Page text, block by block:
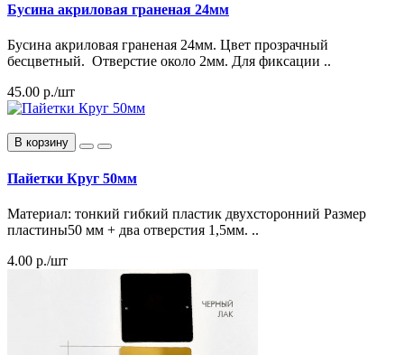
Бусина акриловая граненая 24мм
Бусина акриловая граненая 24мм. Цвет прозрачный
бесцветный. Отверстие около 2мм. Для фиксации ..
45.00 р./шт
В корзину
Пайетки Круг 50мм
Материал: тонкий гибкий пластик двухсторонний Размер
пластины50 мм + два отверстия 1,5мм. ..
4.00 р./шт